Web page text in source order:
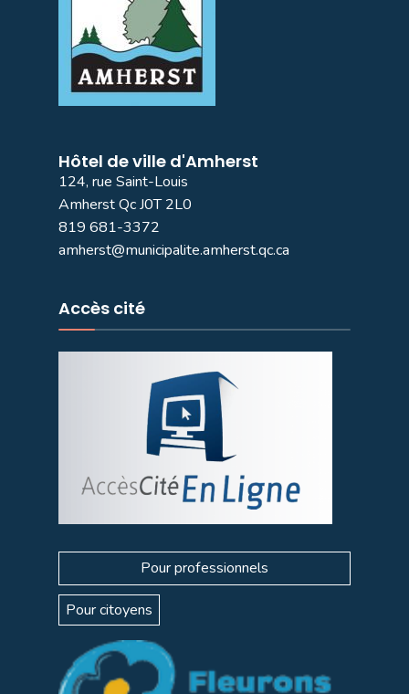
Hôtel de ville d'Amherst
124, rue Saint-Louis
Amherst Qc J0T 2L0
819 681-3372
amherst@municipalite.amherst.qc.ca
Accès cité
Pour professionnels
Pour citoyens